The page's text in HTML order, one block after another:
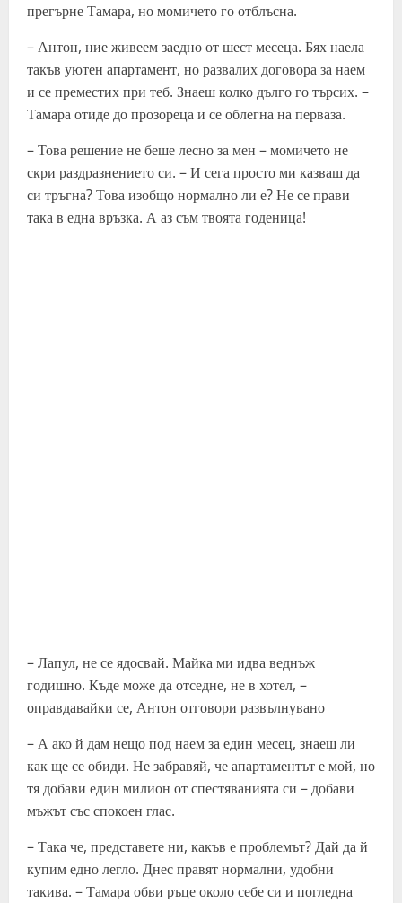
прегърне Тамара, но момичето го отблъсна.
– Антон, ние живеем заедно от шест месеца. Бях наела
такъв уютен апартамент, но развалих договора за наем
и се преместих при теб. Знаеш колко дълго го търсих. –
Тамара отиде до прозореца и се облегна на перваза.
– Това решение не беше лесно за мен – момичето не
скри раздразнението си. – И сега просто ми казваш да
си тръгна? Това изобщо нормално ли е? Не се прави
така в една връзка. А аз съм твоята годеница!
– Лапул, не се ядосвай. Майка ми идва веднъж
годишно. Къде може да отседне, не в хотел, –
оправдавайки се, Антон отговори развълнувано
– А ако й дам нещо под наем за един месец, знаеш ли
как ще се обиди. Не забравяй, че апартаментът е мой, но
тя добави един милион от спестяванията си – добави
мъжът със спокоен глас.
– Така че, представете ни, какъв е проблемът? Дай да й
купим едно легло. Днес правят нормални, удобни
такива. – Тамара обви ръце около себе си и погледна